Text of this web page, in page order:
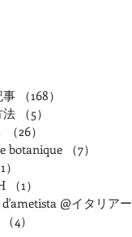
事 （168）
法
（5）
（26）
botanique
（7）
）
（1）
（4）